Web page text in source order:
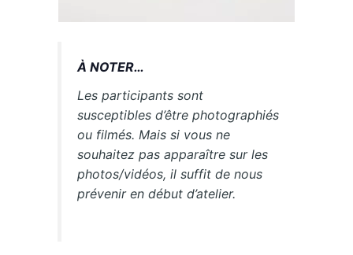
À NOTER…
Les participants sont
susceptibles d’être photographiés
ou filmés. Mais si vous ne
souhaitez pas apparaître sur les
photos/vidéos, il suffit de nous
prévenir en début d’atelier.